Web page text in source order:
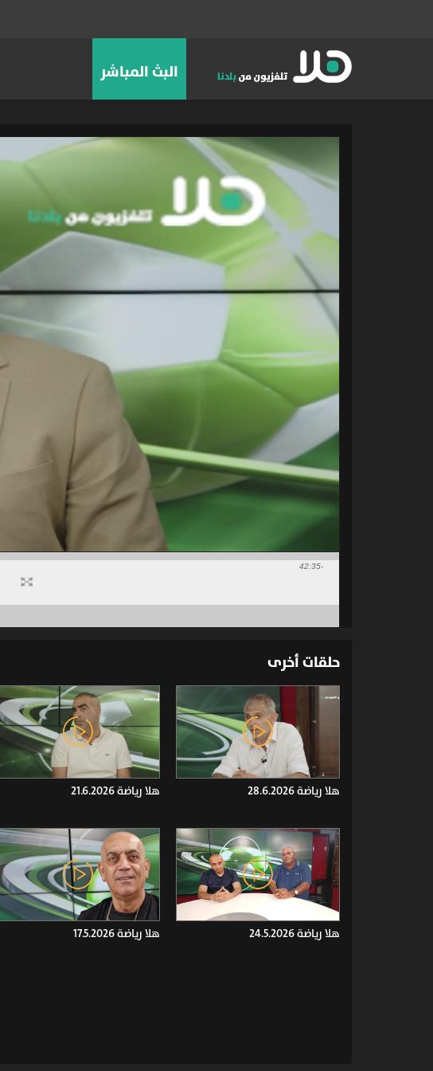
البث المباشر
-42:35
حلقات أخرى
هلا رياضة 28.6.2026 هلا رياضة 21.6.2026
هلا رياضة 24.5.2026 هلا رياضة 17.5.2026